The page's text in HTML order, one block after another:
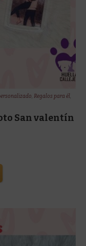
,Regalos para él,
San valentín